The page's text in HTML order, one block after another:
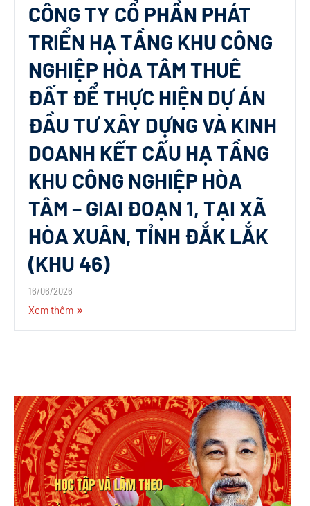
CÔNG TY CỔ PHẦN PHÁT
TRIỂN HẠ TẦNG KHU CÔNG
NGHIỆP HÒA TÂM THUÊ
ĐẤT ĐỂ THỰC HIỆN DỰ ÁN
ĐẦU TƯ XÂY DỰNG VÀ KINH
DOANH KẾT CẤU HẠ TẦNG
KHU CÔNG NGHIỆP HÒA
TÂM – GIAI ĐOẠN 1, TẠI XÃ
HÒA XUÂN, TỈNH ĐẮK LẮK
(KHU 46)
16/06/2026
Xem thêm